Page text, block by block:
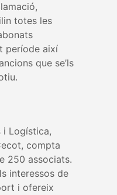
totes les
període així
que se’ls
i Logística,
compta
250 associats.
interessos de
i ofereix